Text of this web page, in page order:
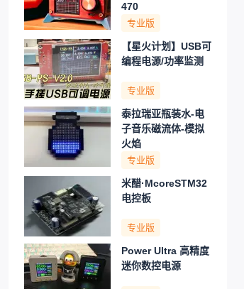
470
专业版
【星火计划】USB可
编程电源/功率监测
专业版
泰拉瑞亚瓶装水-电
子音乐磁流体-模拟
火焰
专业版
米醋·McoreSTM32
电控板
专业版
Power Ultra 高精度
迷你数控电源